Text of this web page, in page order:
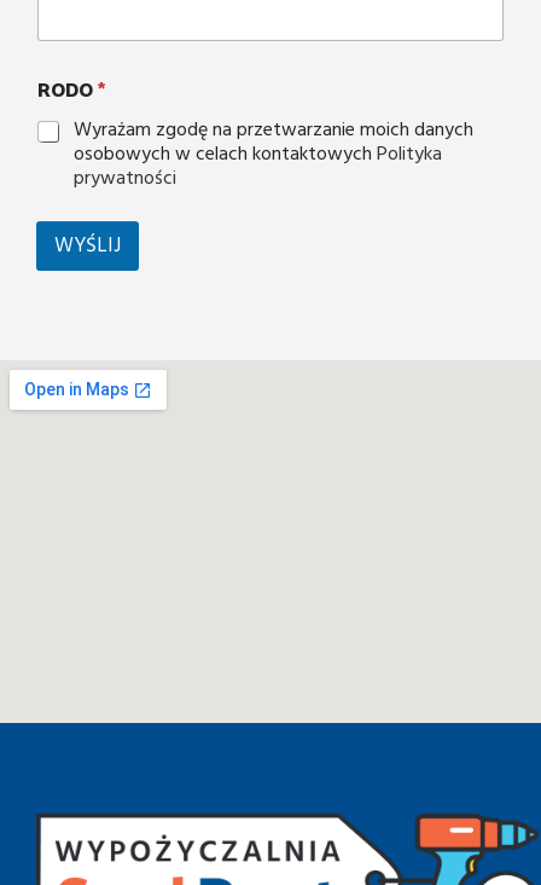
RODO*
Wyrażam zgodę na przetwarzanie moich danych
osobowych w celach kontaktowychPolityka
prywatności
WYŚLIJ